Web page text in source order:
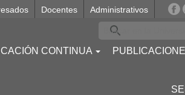
Docentes Administrativos
CONTINUA